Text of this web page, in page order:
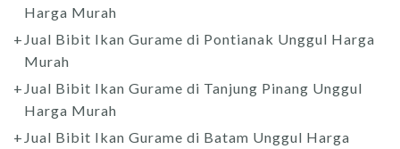
Harga Murah
Jual Bibit Ikan Gurame di Pontianak Unggul Harga
Murah
Jual Bibit Ikan Gurame di Tanjung Pinang Unggul
Harga Murah
Jual Bibit Ikan Gurame di Batam Unggul Harga